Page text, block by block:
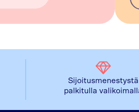
Sijoitusmenestystä
palkitulla